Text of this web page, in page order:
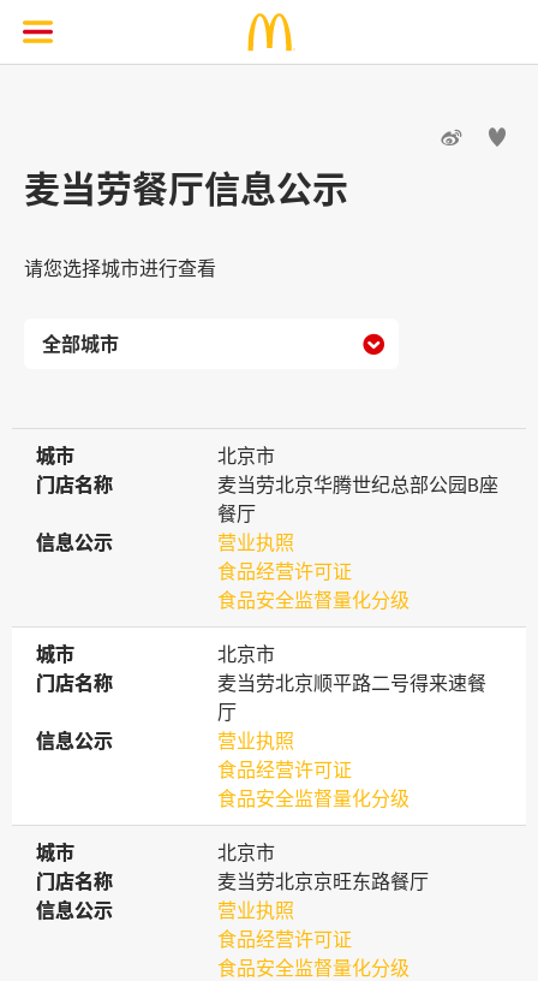
 
麦当劳餐厅信息公示
请您选择城市进行查看

城市
城市
北京市
门店名称
门店名称
麦当劳北京华腾世纪总部公园B座
餐厅
信息公示
信息公示
营业执照
食品经营许可证
食品安全监督量化分级
城市
城市
北京市
门店名称
门店名称
麦当劳北京顺平路二号得来速餐
厅
信息公示
信息公示
营业执照
食品经营许可证
食品安全监督量化分级
城市
城市
北京市
门店名称
门店名称
麦当劳北京京旺东路餐厅
信息公示
信息公示
营业执照
食品经营许可证
食品安全监督量化分级